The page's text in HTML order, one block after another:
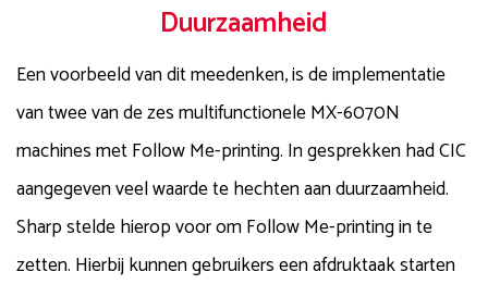
Duurzaamheid
Een voorbeeld van dit meedenken, is de implementatie
van twee van de zes multifunctionele MX-6070N
machines met Follow Me-printing. In gesprekken had CIC
aangegeven veel waarde te hechten aan duurzaamheid.
Sharp stelde hierop voor om Follow Me-printing in te
zetten. Hierbij kunnen gebruikers een afdruktaak starten